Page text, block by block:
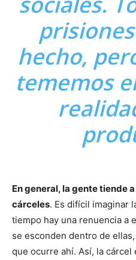
hecho,
tememos
En general, la gente tiende
cárceles. Es difícil imaginar
tiempo hay una renuencia a
se esconden dentro de
que ocurre ahí. Así, la